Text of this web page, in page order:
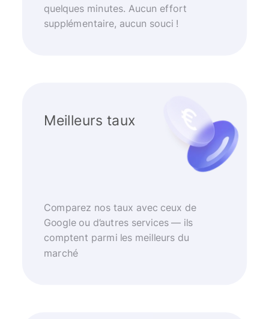
quelques minutes. Aucun effort
supplémentaire, aucun souci !
Meilleurs taux
Comparez nos taux avec ceux de
Google ou d’autres services — ils
comptent parmi les meilleurs du
marché